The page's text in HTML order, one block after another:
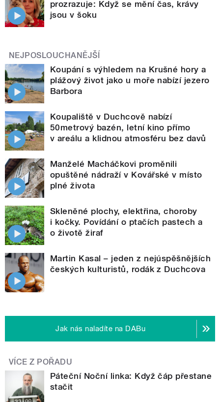
prozrazuje: Když se mění čas, krávy
jsou v šoku
NEJPOSLOUCHANĚJŠÍ
Koupání s výhledem na Krušné hory a
plážový život jako u moře nabízí jezero
Barbora
Koupaliště v Duchcově nabízí
50metrový bazén, letní kino přímo
v areálu a klidnou atmosféru bez davů
Manželé Macháčkovi proměnili
opuštěné nádraží v Kovářské v místo
plné života
Skleněné plochy, elektřina, choroby
i kočky. Povídání o ptačích pastech a
o životě žiraf
Martin Kasal – jeden z nejúspěšnějších
českých kulturistů, rodák z Duchcova
Jak nás naladíte na DABu
VÍCE Z POŘADU
Páteční Noční linka: Když čáp přestane
stačit